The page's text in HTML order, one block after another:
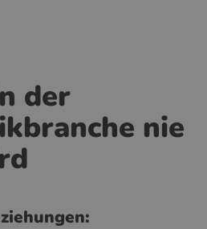
der
nie